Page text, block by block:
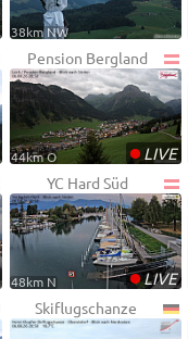
38km NW
Pension Bergland
•LIVE
44km O
YC Hard Süd
•LIVE
48km N
Skiflugschanze